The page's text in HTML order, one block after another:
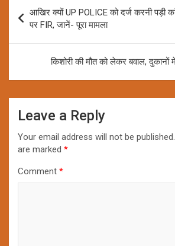
navigation
आखिर क्यों UP POLICE को दर्ज करनी पड़ी
पर FIR, जानें- पूरा मामला
किशोरी की मौत को लेकर बवाल,
Leave a Reply
Your email address will not be published.
are marked *
Comment *